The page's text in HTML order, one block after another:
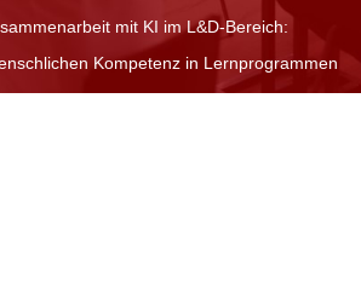
mit KI im L&D-Bereich:
Kompetenz in Lernprogrammen